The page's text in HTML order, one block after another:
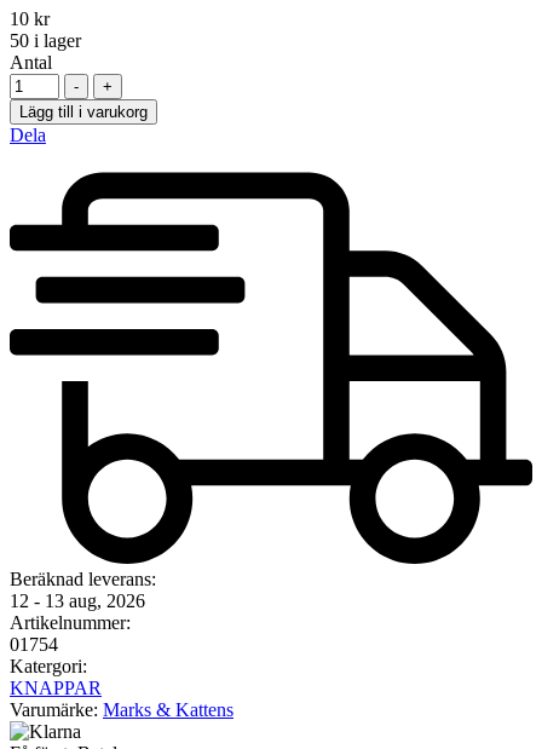
10 kr
50 i lager
Antal
-
+
Lägg till i varukorg
Dela
Beräknad leverans:
12 - 13 aug, 2026
Artikelnummer:
01754
Katergori:
KNAPPAR
Varumärke: Marks & Kattens